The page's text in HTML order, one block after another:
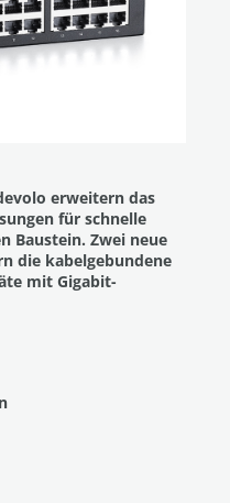
erweitern das
für schnelle
Baustein. Zwei neue
die kabelgebundene
mit Gigabit-